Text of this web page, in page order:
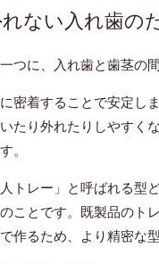
ない入れ歯の
つに、入れ歯と歯茎の
密着することで安定し
たり外れたりしやすく
。
トレー」と呼ばれる型
ことです。既製品のト
作るため、より精密な